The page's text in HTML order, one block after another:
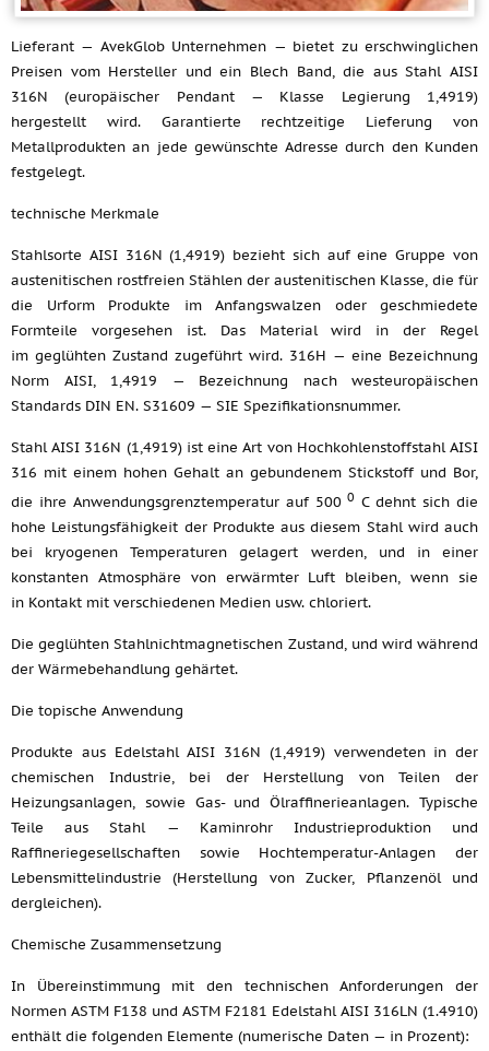
Lieferant — AvekGlob Unternehmen — bietet zu erschwinglichen
Preisen vom Hersteller und ein Blech Band, die aus Stahl AISI
316N (europäischer Pendant — Klasse Legierung 1,4919)
hergestellt wird. Garantierte rechtzeitige Lieferung von
Metallprodukten an jede gewünschte Adresse durch den Kunden
festgelegt.
technische Merkmale
Stahlsorte AISI 316N (1,4919) bezieht sich auf eine Gruppe von
austenitischen rostfreien Stählen der austenitischen Klasse, die für
die Urform Produkte im Anfangswalzen oder geschmiedete
Formteile vorgesehen ist. Das Material wird in der Regel
im geglühten Zustand zugeführt wird. 316H — eine Bezeichnung
Norm AISI, 1,4919 — Bezeichnung nach westeuropäischen
Standards DIN EN. S31609 — SIE Spezifikationsnummer.
Stahl AISI 316N (1,4919) ist eine Art von Hochkohlenstoffstahl AISI
316 mit einem hohen Gehalt an gebundenem Stickstoff und Bor,
die ihre Anwendungsgrenztemperatur auf 5000 C dehnt sich die
hohe Leistungsfähigkeit der Produkte aus diesem Stahl wird auch
bei kryogenen Temperaturen gelagert werden, und in einer
konstanten Atmosphäre von erwärmter Luft bleiben, wenn sie
in Kontakt mit verschiedenen Medien usw. chloriert.
Die geglühten Stahlnichtmagnetischen Zustand, und wird während
der Wärmebehandlung gehärtet.
Die topische Anwendung
Produkte aus Edelstahl AISI 316N (1,4919) verwendeten in der
chemischen Industrie, bei der Herstellung von Teilen der
Heizungsanlagen, sowie Gas- und Ölraffinerieanlagen. Typische
Teile aus Stahl — Kaminrohr Industrieproduktion und
Raffineriegesellschaften sowie Hochtemperatur-Anlagen der
Lebensmittelindustrie (Herstellung von Zucker, Pflanzenöl und
dergleichen).
Chemische Zusammensetzung
In Übereinstimmung mit den technischen Anforderungen der
Normen ASTM F138 und ASTM F2181 Edelstahl AISI 316LN (1.4910)
enthält die folgenden Elemente (numerische Daten — in Prozent):